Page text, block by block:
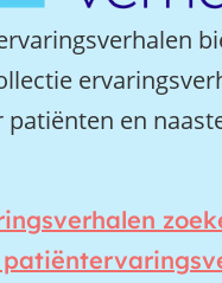
patiënten en